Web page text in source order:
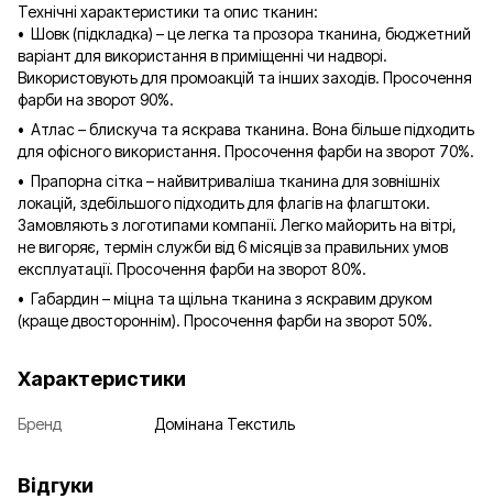
Технічні характеристики та опис тканин:
• Шовк (підкладка) – це легка та прозора тканина, бюджетний
варіант для використання в приміщенні чи надворі.
Використовують для промоакцій та інших заходів. Просочення
фарби на зворот 90%.
• Атлас – блискуча та яскрава тканина. Вона більше підходить
для офісного використання. Просочення фарби на зворот 70%.
• Прапорна сітка – найвитриваліша тканина для зовнішніх
локацій, здебільшого підходить для флагів на флагштоки.
Замовляють з логотипами компанії. Легко майорить на вітрі,
не вигоряє, термін служби від 6 місяців за правильних умов
експлуатації. Просочення фарби на зворот 80%.
• Габардин – міцна та щільна тканина з яскравим друком
(краще двостороннім). Просочення фарби на зворот 50%.
Характеристики
Бренд Домінана Текстиль
Відгуки